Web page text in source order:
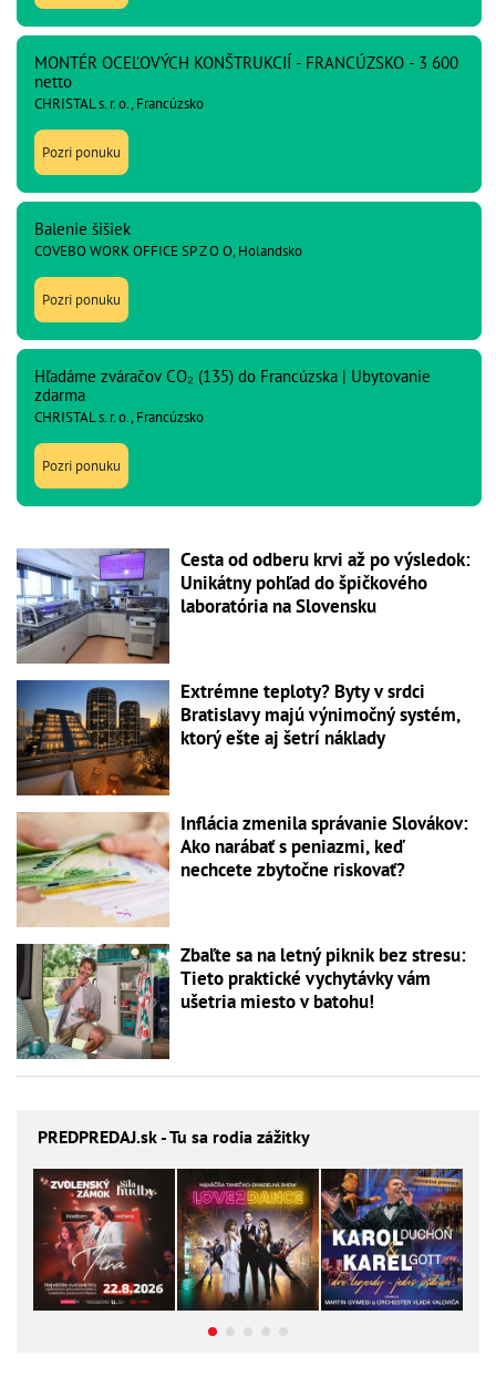
MONTÉR OCEĽOVÝCH KONŠTRUKCIÍ - FRANCÚZSKO - 3 600
netto
CHRISTAL s. r. o., Francúzsko
Pozri ponuku
Balenie šišiek
COVEBO WORK OFFICE SP Z O O, Holandsko
Pozri ponuku
Hľadáme zváračov CO₂ (135) do Francúzska | Ubytovanie
zdarma
CHRISTAL s. r. o., Francúzsko
Pozri ponuku
Cesta od odberu krvi až po výsledok:
Unikátny pohľad do špičkového
laboratória na Slovensku
Extrémne teploty? Byty v srdci
Bratislavy majú výnimočný systém,
ktorý ešte aj šetrí náklady
Inflácia zmenila správanie Slovákov:
Ako narábať s peniazmi, keď
nechcete zbytočne riskovať?
Zbaľte sa na letný piknik bez stresu:
Tieto praktické vychytávky vám
ušetria miesto v batohu!
PREDPREDAJ.sk - Tu sa rodia zážitky